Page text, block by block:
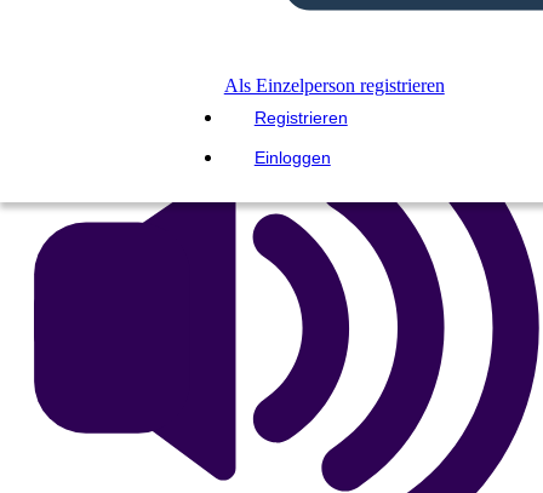
Als Einzelperson registrieren
Registrieren
Einloggen
DIASHOW ABSPIELEN